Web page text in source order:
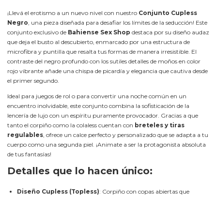
¡Llevá el erotismo a un nuevo nivel con nuestro Conjunto Cupless
Negro, una pieza diseñada para desafiar los límites de la seducción! Este
conjunto exclusivo de Bahiense Sex Shop destaca por su diseño audaz
que deja el busto al descubierto, enmarcado por una estructura de
microfibra y puntilla que resalta tus formas de manera irresistible. El
contraste del negro profundo con los sutiles detalles de moños en color
rojo vibrante añade una chispa de picardía y elegancia que cautiva desde
el primer segundo.
Ideal para juegos de rol o para convertir una noche común en un
encuentro inolvidable, este conjunto combina la sofisticación de la
lencería de lujo con un espíritu puramente provocador. Gracias a que
tanto el corpiño como la colaless cuentan con breteles y tiras
regulables, ofrece un calce perfecto y personalizado que se adapta a tu
cuerpo como una segunda piel. ¡Animate a ser la protagonista absoluta
de tus fantasías!
Detalles que lo hacen único:
Diseño Cupless (Topless): Corpiño con copas abiertas que